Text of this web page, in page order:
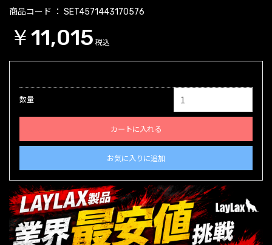
商品コード SET4571443170576
￥11,015 税込
数量
カートに入れる
お気に入りに追加